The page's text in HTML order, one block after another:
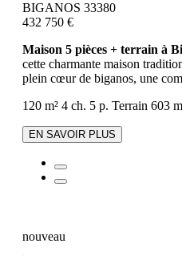
BIGANOS 33380
432 750 €
Maison 5 pièces + terrain à
cette charmante maison
plein cœur de biganos, une
120 m² 4 ch. 5 p. Terrain 603
EN SAVOIR PLUS
nouveau